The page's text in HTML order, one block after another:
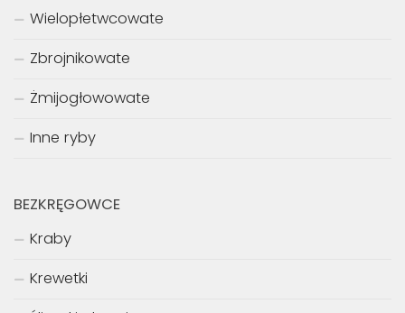
Wielopłetwcowate
Zbrojnikowate
Żmijogłowowate
Inne ryby
BEZKRĘGOWCE
Kraby
Krewetki